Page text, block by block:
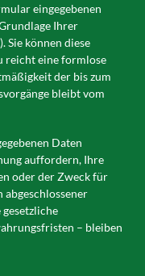
eingegebenen
Ihrer
Sie können diese
reicht eine formlose
der bis zum
bleibt vom
Daten
auffordern, Ihre
oder der Zweck für
abgeschlossener
– bleiben